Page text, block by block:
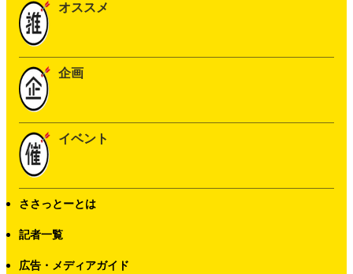
オススメ
企画
イベント
ささっとーとは
記者一覧
広告・メディアガイド